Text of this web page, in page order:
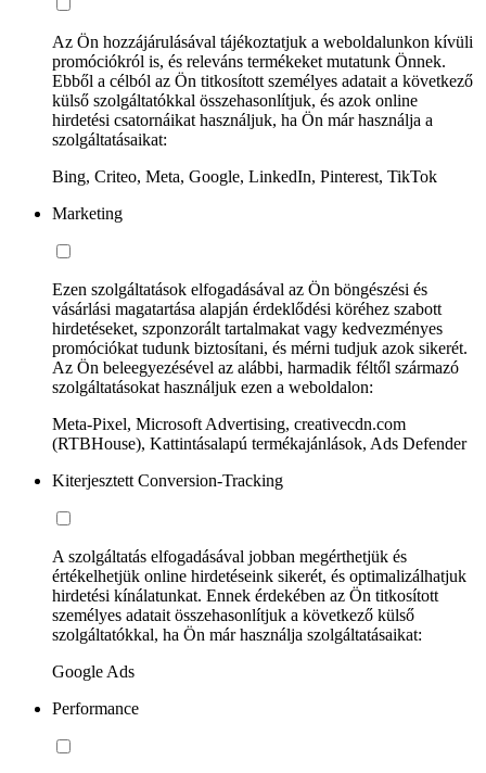
Az Ön hozzájárulásával tájékoztatjuk a weboldalunkon kívüli
promóciókról is, és releváns termékeket mutatunk Önnek.
Ebből a célból az Ön titkosított személyes adatait a következő
külső szolgáltatókkal összehasonlítjuk, és azok online
hirdetési csatornáikat használjuk, ha Ön már használja a
szolgáltatásaikat:
Bing, Criteo, Meta, Google, LinkedIn, Pinterest, TikTok
Marketing
Ezen szolgáltatások elfogadásával az Ön böngészési és
vásárlási magatartása alapján érdeklődési köréhez szabott
hirdetéseket, szponzorált tartalmakat vagy kedvezményes
promóciókat tudunk biztosítani, és mérni tudjuk azok sikerét.
Az Ön beleegyezésével az alábbi, harmadik féltől származó
szolgáltatásokat használjuk ezen a weboldalon:
Meta-Pixel, Microsoft Advertising, creativecdn.com
(RTBHouse), Kattintásalapú termékajánlások, Ads Defender
Kiterjesztett Conversion-Tracking
A szolgáltatás elfogadásával jobban megérthetjük és
értékelhetjük online hirdetéseink sikerét, és optimalizálhatjuk
hirdetési kínálatunkat. Ennek érdekében az Ön titkosított
személyes adatait összehasonlítjuk a következő külső
szolgáltatókkal, ha Ön már használja szolgáltatásaikat:
Google Ads
Performance